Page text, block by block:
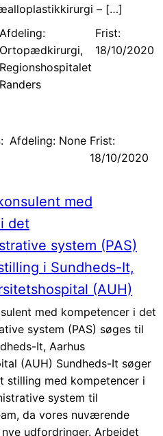
– […]
Afdeling:
Ortopædkirurgi,
Regionshospitalet
Randers
Frist:
18/10/2020
Afdeling: None Frist:
18/10/2020
med
det
system (PAS)
i Sundheds-It,
(AUH)
med kompetencer i det
system (PAS) søges til
It, Aarhus
(AUH) Sundheds-It søger
stilling med kompetencer i
system til
da vores nuværende
udfordringer. Arbejdet